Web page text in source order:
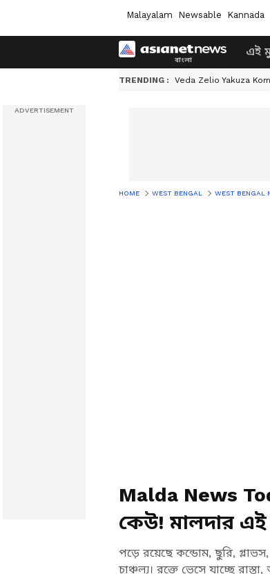
Malayalam Newsable Kannada
এই
TRENDING : Veda Zelio Yakuza
HOME WEST BENGAL WEST BENGAL
Malda News
কেউ! মালদার
পড়ে রয়েছে কন্ডোম, ছুরি, গ্লাভস,
চাঞ্চল্য। রক্তে ভেসে যাচ্ছে